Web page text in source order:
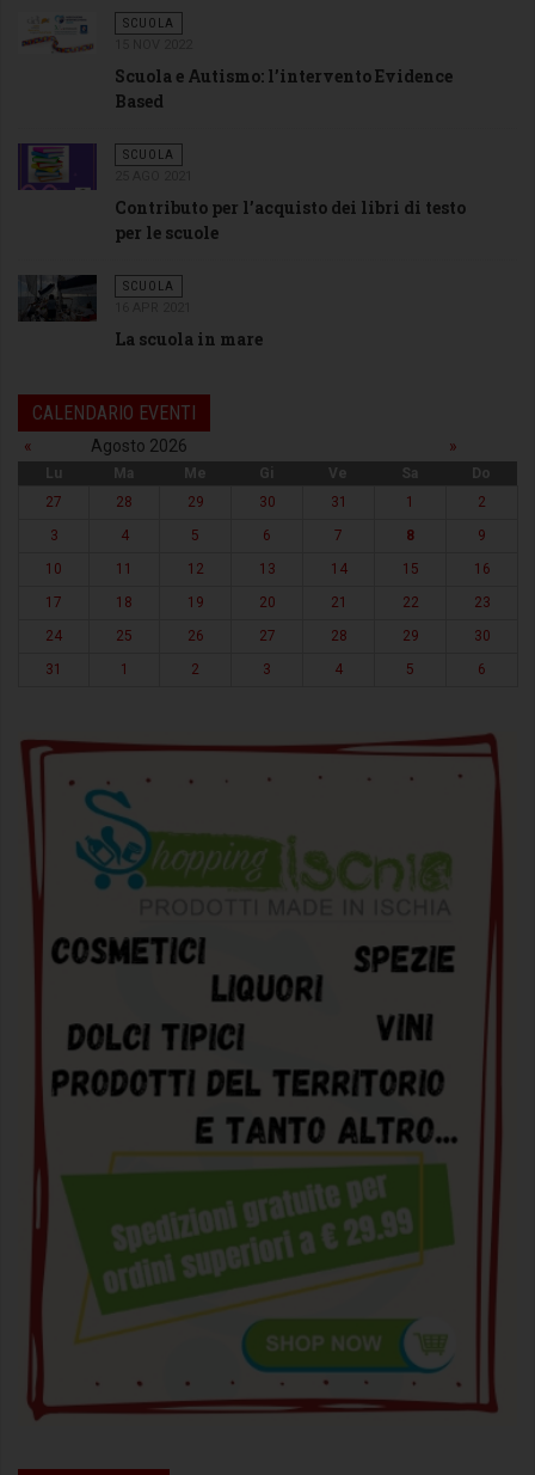
SCUOLA
Scuola e Autismo: l’intervento Evidence
Based
SCUOLA
Contributo per l’acquisto dei libri di testo
per le scuole
SCUOLA
La scuola in mare
CALENDARIO EVENTI
« Agosto 2026 »
Lu Ma Me Gi Ve Sa
Do
27
28 29 30 31 1
2
3
4 5 6 7 8
9
10
11 12 13 14 15
16
17
18 19 20 21 22
23
24
25 26 27 28 29
30
31
1 2 3 4 5 6